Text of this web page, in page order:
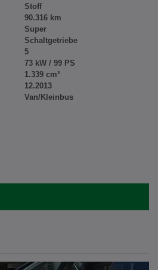
Stoff
90.316 km
Super
Schaltgetriebe
5
73 kW / 99 PS
1.339 cm³
12.2013
Van/Kleinbus